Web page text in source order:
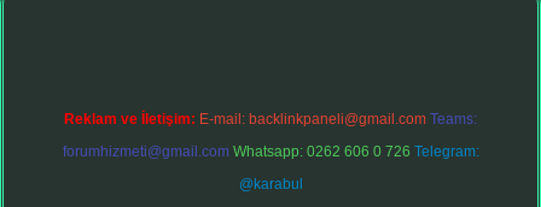
Reklam ve İletişim: E-mail: backlinkpaneli@gmail.com Teams:
forumhizmeti@gmail.com Whatsapp: 0262 606 0 726 Telegram:
@karabul